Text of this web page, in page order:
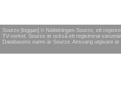
Sourze [loggan] © Nättidningen Sourze, ett
TV-verket. Sourze är också ett registrerat
Databasens namn är Sourze. Ansvarig utgivare är